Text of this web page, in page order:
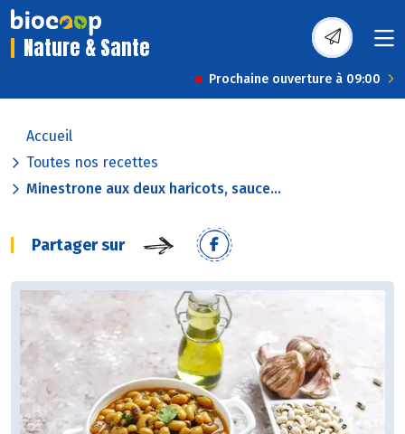
Nature & Sante
Prochaine ouverture à 09:00
Accueil
Toutes nos recettes
Minestrone aux deux haricots, sauce...
Partager sur